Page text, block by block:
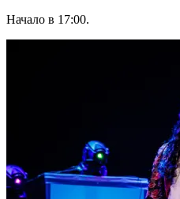
Начало в 17:00.